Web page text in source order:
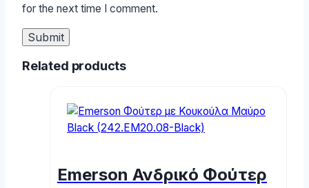
for the next time I comment.
Related products
Emerson Ανδρικό Φούτερ